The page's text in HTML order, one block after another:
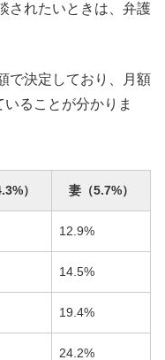
されたいときは、弁護
で決定しており、月額
ることが分かりま
） 妻（5.7%）
12.9%
14.5%
19.4%
24.2%